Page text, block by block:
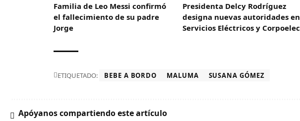
Familia de Leo Messi confirmó
el fallecimiento de su padre
Jorge
Presidenta Delcy Rodríguez
designa nuevas autoridades en
Servicios Eléctricos y Corpoelec
ETIQUETADO: BEBE A BORDO MALUMA SUSANA GÓMEZ
Apóyanos compartiendo este artículo